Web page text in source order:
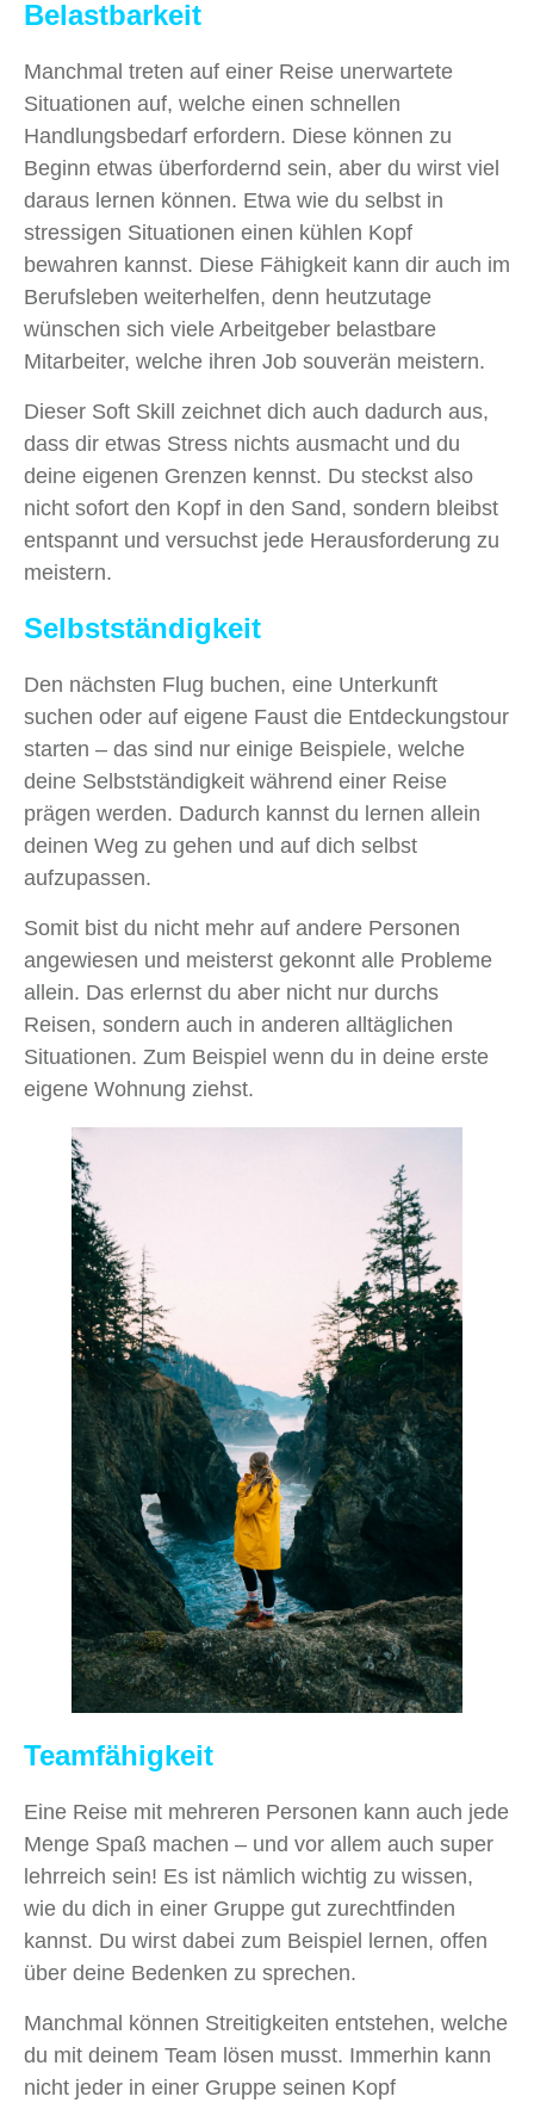
Belastbarkeit
Manchmal treten auf einer Reise unerwartete
Situationen auf, welche einen schnellen
Handlungsbedarf erfordern. Diese können zu
Beginn etwas überfordernd sein, aber du wirst viel
daraus lernen können. Etwa wie du selbst in
stressigen Situationen einen kühlen Kopf
bewahren kannst. Diese Fähigkeit kann dir auch im
Berufsleben weiterhelfen, denn heutzutage
wünschen sich viele Arbeitgeber belastbare
Mitarbeiter, welche ihren Job souverän meistern.
Dieser Soft Skill zeichnet dich auch dadurch aus,
dass dir etwas Stress nichts ausmacht und du
deine eigenen Grenzen kennst. Du steckst also
nicht sofort den Kopf in den Sand, sondern bleibst
entspannt und versuchst jede Herausforderung zu
meistern.
Selbstständigkeit
Den nächsten Flug buchen, eine Unterkunft
suchen oder auf eigene Faust die Entdeckungstour
starten – das sind nur einige Beispiele, welche
deine Selbstständigkeit während einer Reise
prägen werden. Dadurch kannst du lernen allein
deinen Weg zu gehen und auf dich selbst
aufzupassen.
Somit bist du nicht mehr auf andere Personen
angewiesen und meisterst gekonnt alle Probleme
allein. Das erlernst du aber nicht nur durchs
Reisen, sondern auch in anderen alltäglichen
Situationen. Zum Beispiel wenn du in deine erste
eigene Wohnung ziehst.
Teamfähigkeit
Eine Reise mit mehreren Personen kann auch jede
Menge Spaß machen – und vor allem auch super
lehrreich sein! Es ist nämlich wichtig zu wissen,
wie du dich in einer Gruppe gut zurechtfinden
kannst. Du wirst dabei zum Beispiel lernen, offen
über deine Bedenken zu sprechen.
Manchmal können Streitigkeiten entstehen, welche
du mit deinem Team lösen musst. Immerhin kann
nicht jeder in einer Gruppe seinen Kopf